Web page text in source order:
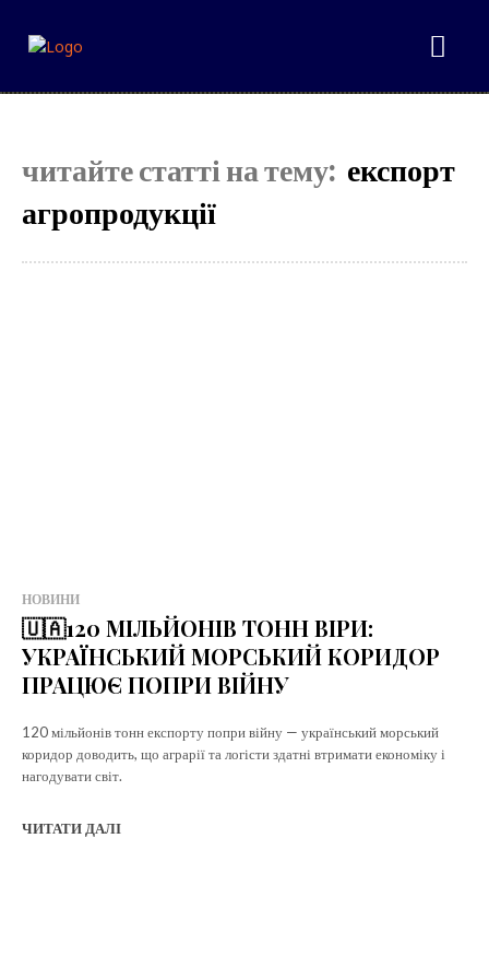
читайте статті на тему: експорт
агропродукції
НОВИНИ
🇺🇦120 МІЛЬЙОНІВ ТОНН ВІРИ:
УКРАЇНСЬКИЙ МОРСЬКИЙ КОРИДОР
ПРАЦЮЄ ПОПРИ ВІЙНУ
120 мільйонів тонн експорту попри війну — український морський
коридор доводить, що аграрії та логісти здатні втримати економіку і
нагодувати світ.
ЧИТАТИ ДАЛІ